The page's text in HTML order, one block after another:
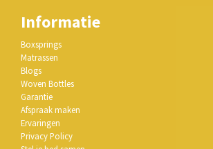
Informatie
Boxsprings
Matrassen
Blogs
Woven Bottles
Garantie
Afspraak maken
Ervaringen
Privacy Policy